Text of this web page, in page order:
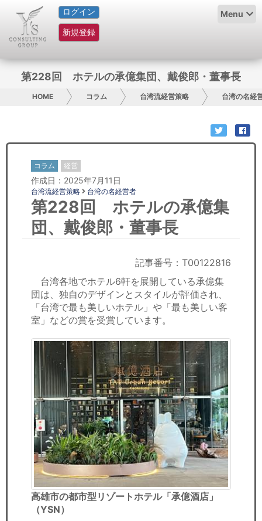
ログイン
新規登録
Menu
HOME
サービス紹介
コラム
グループ概要
日本人にPR
コンサルティング
リサーチ
経済ニュース
労務顧問
飲食店情報
第228回 ホテルの承億集団、戴俊郎・董事長
HOME コラム 台湾流経営策略 台湾の名経
コラム 経営
作成日：2025年7月11日
台湾流経営策略 台湾の名経営者
第228回 ホテルの承億集
団、戴俊郎・董事長
記事番号：T00122816
台湾各地でホテル6軒を展開している承億集
団は、独自のデザインとスタイルが評価され、
「台湾で最も美しいホテル」や「最も美しい客
室」などの賞を受賞しています。
高雄市の都市型リゾートホテル「承億酒店」
（YSN）